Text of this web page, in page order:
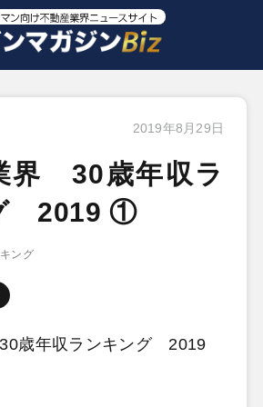
2019年8月29日
界 30歳年収ラ
2019 ①
ング
歳年収ランキング 2019